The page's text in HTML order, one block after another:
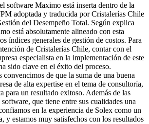
software Maximo está inserta dentro de la
adoptada y traducida por Cristalerías Chile
del Desempeño Total. Según explica
está absolutamente alineado con esta
índices generales de gestión de costos. Para
de Cristalerías Chile, contar con el
especialista en la implementación de este
sido clave en el éxito del proceso.
de que la suma de una buena
de alta expertise en el tema de consultoría,
para un resultado exitoso. Además de las
software, que tiene entre sus cualidades una
en la experiencia de Solex como un
y estamos muy satisfechos con los resultados